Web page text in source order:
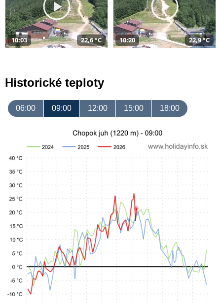
10:03 22,6 °C 10:20 22,9 °C
Historické teploty
06:00 09:00 12:00 15:00 18:00